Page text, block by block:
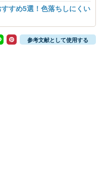
すめ5選！色落ちしにくい
参考文献として使用する